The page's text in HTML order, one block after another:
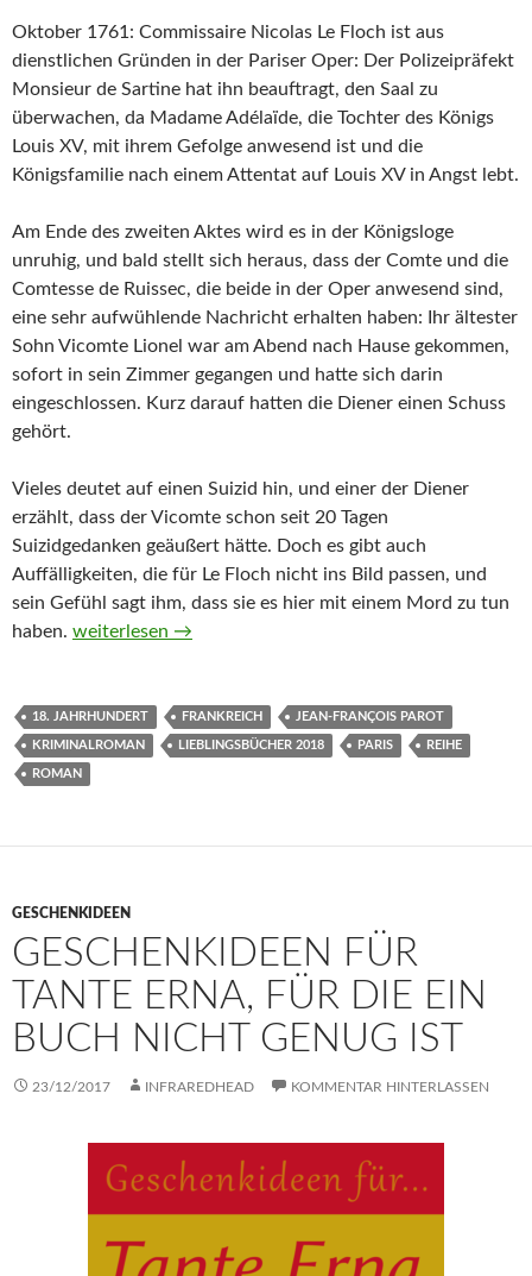
Oktober 1761: Commissaire Nicolas Le Floch ist aus
dienstlichen Gründen in der Pariser Oper: Der Polizeipräfekt
Monsieur de Sartine hat ihn beauftragt, den Saal zu
überwachen, da Madame Adélaïde, die Tochter des Königs
Louis XV, mit ihrem Gefolge anwesend ist und die
Königsfamilie nach einem Attentat auf Louis XV in Angst lebt.
Am Ende des zweiten Aktes wird es in der Königsloge
unruhig, und bald stellt sich heraus, dass der Comte und die
Comtesse de Ruissec, die beide in der Oper anwesend sind,
eine sehr aufwühlende Nachricht erhalten haben: Ihr ältester
Sohn Vicomte Lionel war am Abend nach Hause gekommen,
sofort in sein Zimmer gegangen und hatte sich darin
eingeschlossen. Kurz darauf hatten die Diener einen Schuss
gehört.
Vieles deutet auf einen Suizid hin, und einer der Diener
erzählt, dass der Vicomte schon seit 20 Tagen
Suizidgedanken geäußert hätte. Doch es gibt auch
Auffälligkeiten, die für Le Floch nicht ins Bild passen, und
sein Gefühl sagt ihm, dass sie es hier mit einem Mord zu tun
haben. Commissaire Le Floch und der Brunnen der Toten von
weiterlesen →
18. JAHRHUNDERT FRANKREICH JEAN-FRANÇOIS PAROT
KRIMINALROMAN LIEBLINGSBÜCHER 2018 PARIS REIHE
ROMAN
GESCHENKIDEEN
GESCHENKIDEEN FÜR
TANTE ERNA, FÜR DIE EIN
BUCH NICHT GENUG IST
23/12/2017 INFRAREDHEAD KOMMENTAR HINTERLASSEN